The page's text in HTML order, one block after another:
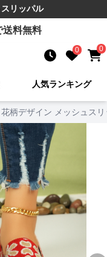
スリッパル
送料無料
0 0
人気ランキング
花柄デザイン メッシュス